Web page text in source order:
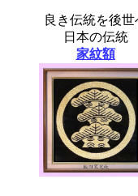
良き伝統を後世
日本の伝統
家紋額